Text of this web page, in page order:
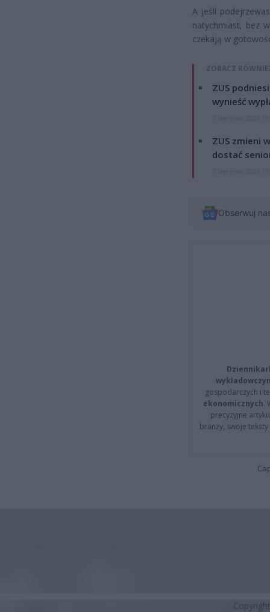
A jeśli
natychmiast, bez
czekają w
ZOBACZ
ZUS
wynieść
ZUS zmieni
dostać
Obserwuj
gospodarczych i
ekonomicznych.
precyzyjne
branży, swoje